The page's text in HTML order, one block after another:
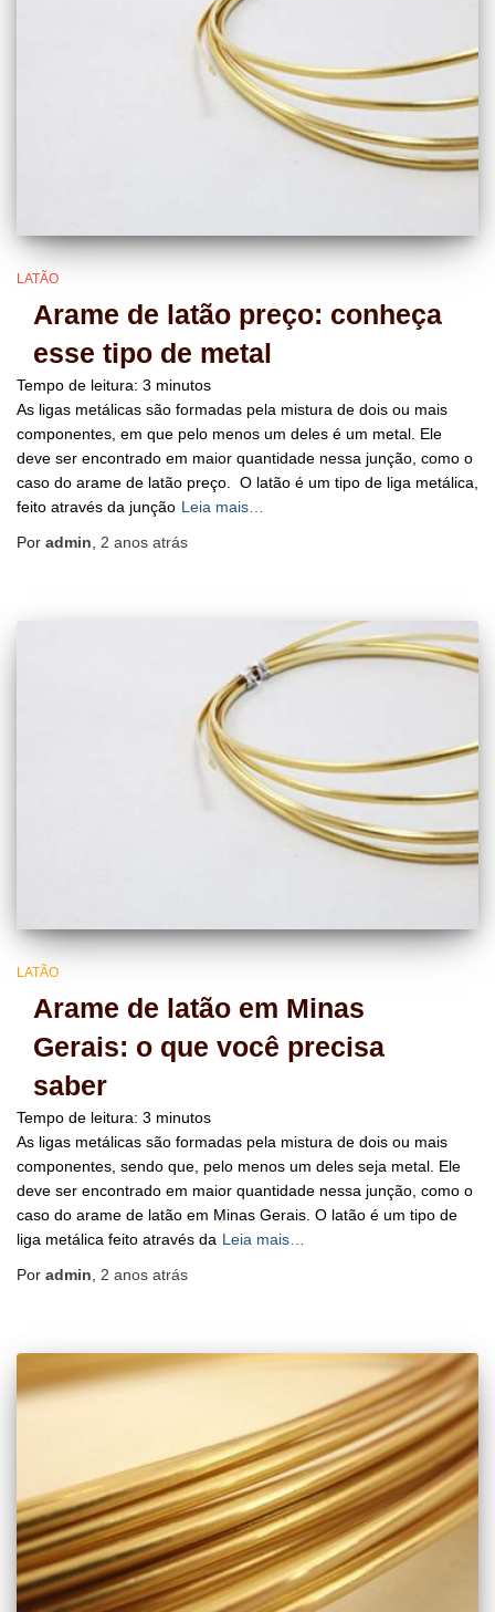
LATÃO
Arame de latão preço: conheça
esse tipo de metal
Tempo de leitura: 3 minutos
As ligas metálicas são formadas pela mistura de dois ou mais
componentes, em que pelo menos um deles é um metal. Ele
deve ser encontrado em maior quantidade nessa junção, como o
caso do arame de latão preço. O latão é um tipo de liga metálica,
feito através da junção Leia mais…
Por admin 2 anos atrás
LATÃO
Arame de latão em Minas
Gerais: o que você precisa
saber
Tempo de leitura: 3 minutos
As ligas metálicas são formadas pela mistura de dois ou mais
componentes, sendo que, pelo menos um deles seja metal. Ele
deve ser encontrado em maior quantidade nessa junção, como o
caso do arame de latão em Minas Gerais. O latão é um tipo de
liga metálica feito através da Leia mais…
Por admin 2 anos atrás